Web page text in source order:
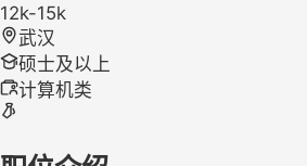
12k-15k
武汉
硕士及以上
计算机类